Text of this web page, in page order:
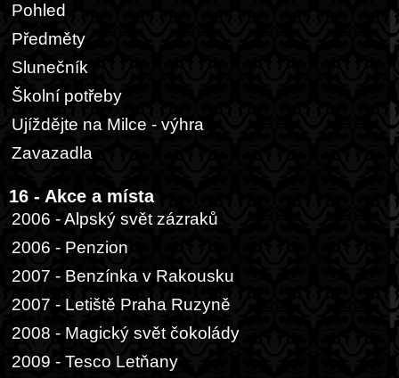
Pohled
Předměty
Slunečník
Školní potřeby
Ujíždějte na Milce - výhra
Zavazadla
16 - Akce a místa
2006 - Alpský svět zázraků
2006 - Penzion
2007 - Benzínka v Rakousku
2007 - Letiště Praha Ruzyně
2008 - Magický svět čokolády
2009 - Tesco Letňany